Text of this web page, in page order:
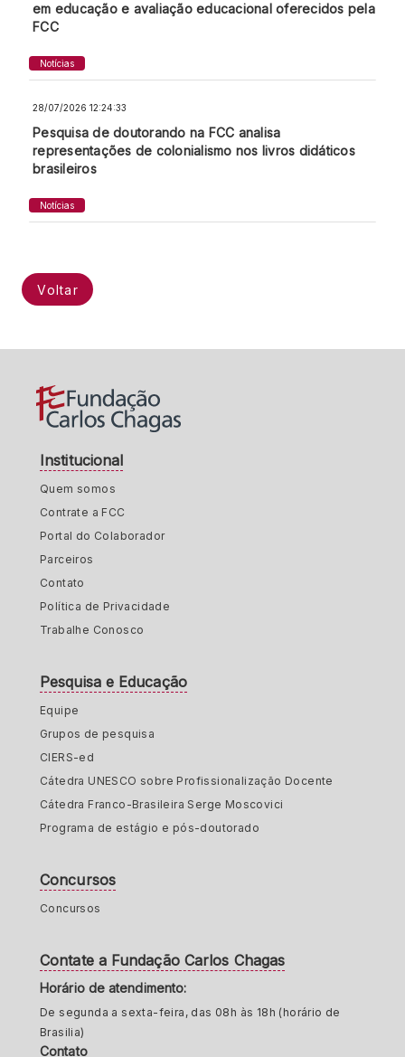
em educação e avaliação educacional oferecidos pela
FCC
Notícias
28/07/2026 12:24:33
Pesquisa de doutorando na FCC analisa
representações de colonialismo nos livros didáticos
brasileiros
Notícias
Voltar
Institucional
Quem somos
Contrate a FCC
Portal do Colaborador
Parceiros
Contato
Política de Privacidade
Trabalhe Conosco
Pesquisa e Educação
Equipe
Grupos de pesquisa
CIERS-ed
Cátedra UNESCO sobre Profissionalização Docente
Cátedra Franco-Brasileira Serge Moscovici
Programa de estágio e pós-doutorado
Concursos
Concursos
Contate a Fundação Carlos Chagas
Horário de atendimento:
De segunda a sexta-feira, das 08h às 18h (horário de
Brasilia)
Contato